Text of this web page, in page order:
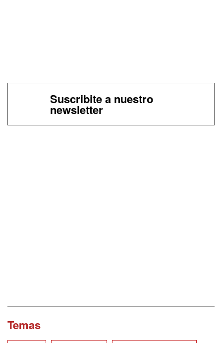
Suscribite a nuestro
newsletter
Temas